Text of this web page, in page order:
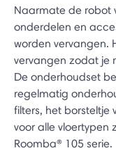
Naarmate de robot
onderdelen en
worden vervangen.
vervangen zodat je
De onderhoudset
regelmatig
filters, het borsteltje
voor alle vloertypen
Roomba® 105 serie.